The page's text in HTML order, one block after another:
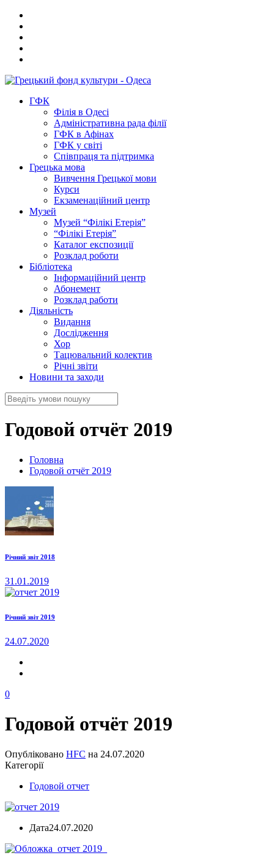
ГФК
Філія в Одесі
Адміністративна рада філії
ГФК в Афінах
ГФК у світі
Співпраця та підтримка
Грецька мова
Вивчення Грецької мови
Курси
Екзаменаційний центр
Музей
Музей “Філікі Етерія”
“Філікі Етерія”
Каталог експозиції
Розклад роботи
Бібліотека
Інформаційний центр
Абонемент
Розклад работи
Діяльність
Видання
Дослідження
Хор
Тацювальний колектив
Річні звіти
Новини та заходи
Годовой отчёт 2019
Головна
Годовой отчёт 2019
Річний звіт 2018
31.01.2019
Річний звіт 2019
24.07.2020
0
Годовой отчёт 2019
Опубліковано HFC на 24.07.2020
Категорії
Годовой отчет
Дата24.07.2020